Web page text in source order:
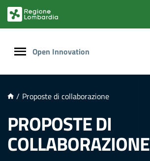
PRINCIPALE
Open Innovation
/ Proposte di collaborazione
PROPOSTE DI
COLLABORAZIONE